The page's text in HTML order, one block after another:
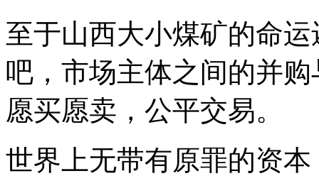
至于山西大小煤矿的命
吧，市场主体之间的并
愿买愿卖，公平交易。
世界上无带有原罪的资